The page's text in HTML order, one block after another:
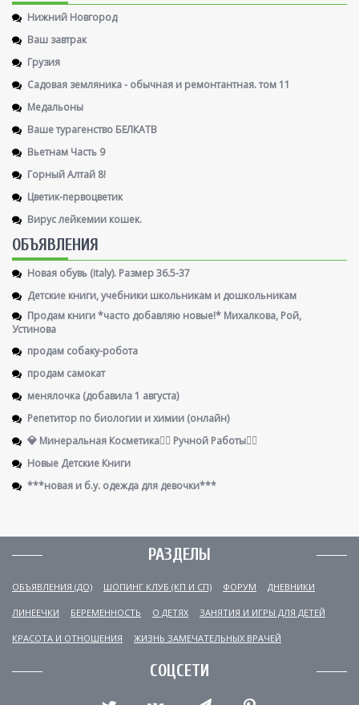
Нижний Новгород
Ваш завтрак
Грузия
Садовая земляника - обычная и ремонтантная. том 11
Медальоны
Ваше турагенство БЕЛКАТВ
Вьетнам Часть 9
Горный Алтай 8!
Цветик-первоцветик
Вирус лейкемии кошек.
ОБЪЯВЛЕНИЯ
Новая обувь (italy). Размер 36.5-37
Детские книги, учебники школьникам и дошкольникам
Продам книги *часто добавляю новые!* Михалкова, Рой,
Устинова
продам собаку-робота
продам самокат
менялочка (добавила 1 августа)
Репетитор по биологии и химии (онлайн)
💎 Минеральная Косметика🖐🏻 Ручной Работы👌🏻
Новые Детские Книги
***новая и б.у. одежда для девочки***
РАЗДЕЛЫ
ОБЪЯВЛЕНИЯ (ДО) ШОПИНГ КЛУБ (КП И СП) ФОРУМ ДНЕВНИКИ
ЛИНЕЕЧКИ БЕРЕМЕННОСТЬ О ДЕТЯХ ЗАНЯТИЯ И ИГРЫ ДЛЯ ДЕТЕЙ
КРАСОТА И ОТНОШЕНИЯ ЖИЗНЬ ЗАМЕЧАТЕЛЬНЫХ ВРАЧЕЙ
СОЦСЕТИ